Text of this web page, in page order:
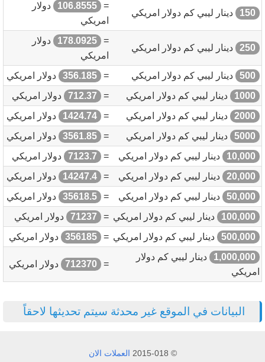
150 دينار ليبي كم دولار امريكي
=
106.8555
دولار
امريكي
250 دينار ليبي كم دولار امريكي
=
178.0925
دولار
امريكي
500
دينار ليبي كم دولار امريكي =
356.185
دولار امريكي
1000
دينار ليبي كم دولار امريكي =
712.37
دولار امريكي
2000
دينار ليبي كم دولار امريكي =
1424.74
دولار امريكي
5000
دينار ليبي كم دولار امريكي =
3561.85
دولار امريكي
10,000
دينار ليبي كم دولار امريكي =
7123.7
دولار امريكي
20,000
دينار ليبي كم دولار امريكي =
14247.4
دولار امريكي
50,000
دينار ليبي كم دولار امريكي =
35618.5
دولار امريكي
100,000
دينار ليبي كم دولار امريكي =
71237
دولار امريكي
500,000
دينار ليبي كم دولار امريكي =
356185
دولار امريكي
1,000,000
دينار ليبي كم دولار
امريكي
=
712370 دولار امريكي
البيانات في الموقع غير محدثة سيتم تحديثها لاحقاً
© 2015-018 العملات الان